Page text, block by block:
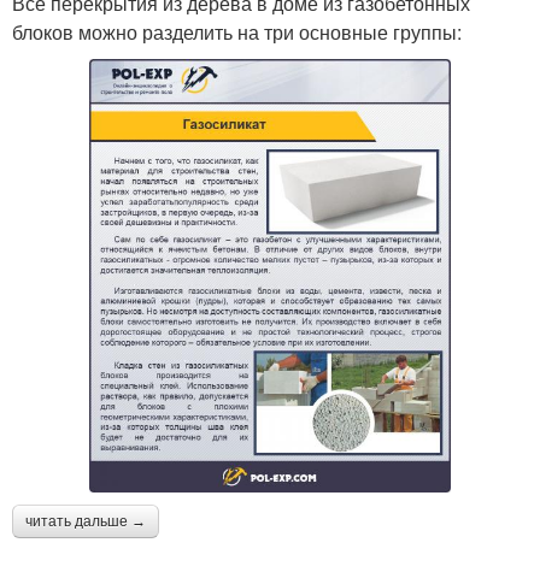
блоков можно разделить на три основные группы:
читать дальше →